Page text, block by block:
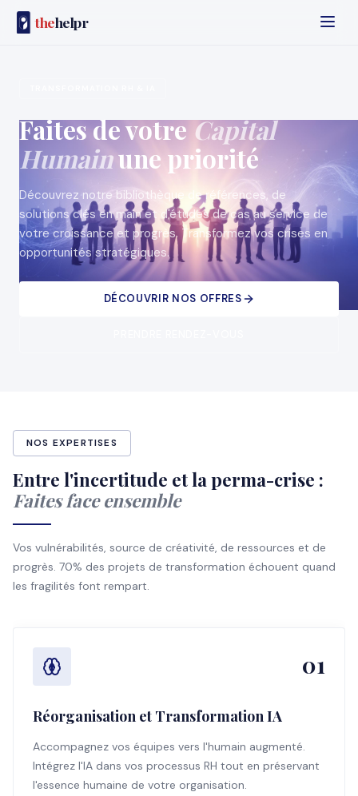
thehelpr
Faites de votreCapital
Humainune priorité
Découvrez notre bibliothèque de références, de
solutions clés en main et d'études de cas au service de
votre croissance et progrès. Transformez vos crises en
opportunités stratégiques.
DÉCOUVRIR NOS OFFRES
NOS EXPERTISES
Entre l'incertitude et la perma-crise :
Faites face ensemble
Vos vulnérabilités, source de créativité, de ressources et de
progrès. 70% des projets de transformation échouent quand
les fragilités font rempart.
01
Réorganisation et Transformation IA
Accompagnez vos équipes vers l'humain augmenté.
Intégrez l'IA dans vos processus RH tout en préservant
l'essence humaine de votre organisation.